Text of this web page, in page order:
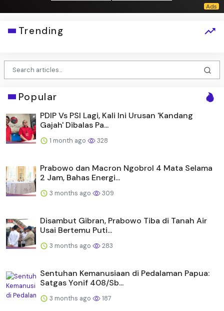
Trending
Popular
PDIP Vs PSI Lagi, Kali Ini Urusan 'Kandang
Gajah' Dibalas Pa...
1 month ago 328
Prabowo dan Macron Ngobrol 4 Mata Selama
2 Jam, Bahas Energi...
3 months ago 309
Disambut Gibran, Prabowo Tiba di Tanah Air
Usai Bertemu Puti...
3 months ago 283
Sentuhan Kemanusiaan di Pedalaman Papua:
Satgas Yonif 408/Sb...
3 months ago 187